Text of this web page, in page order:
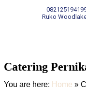
Ruko
Catering
You are here: Home »